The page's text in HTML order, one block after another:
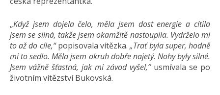
„Když jsem dojela čelo, měla jsem dost energie a cítila
jsem se silná, takže jsem okamžitě nastoupila. Vydrželo mi
to až do cíle,“popisovala vítězka.„Trať byla super, hodně
mi to sedlo. Měla jsem okruh dobře najetý. Nohy byly silné.
Jsem vážně šťastná, jak mi závod vyšel,“usmívala se po
životním vítězství Bukovská.